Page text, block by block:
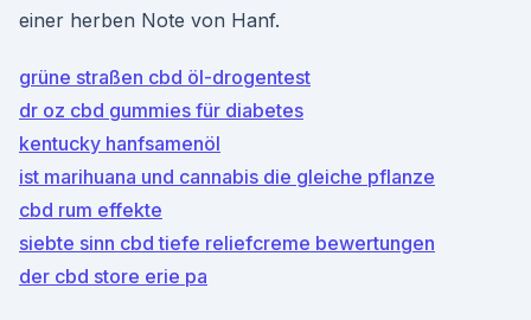
einer herben Note von Hanf.
grüne straßen cbd öl-drogentest
dr oz cbd gummies für diabetes
kentucky hanfsamenöl
ist marihuana und cannabis die gleiche pflanze
cbd rum effekte
siebte sinn cbd tiefe reliefcreme bewertungen
der cbd store erie pa